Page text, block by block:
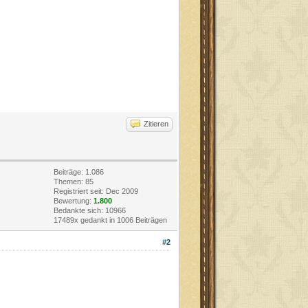
Zitieren
Beiträge: 1.086
Themen: 85
Registriert seit: Dec 2009
Bewertung: 1.800
Bedankte sich: 10966
17489x gedankt in 1006 Beiträgen
#2